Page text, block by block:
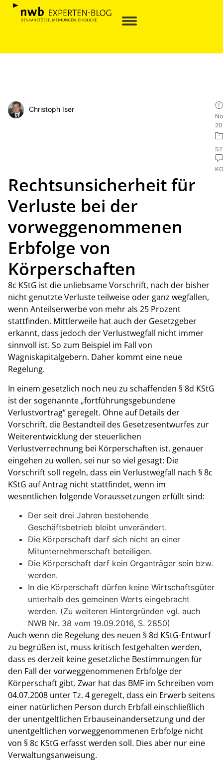
Christoph Iser
Rechtsunsicherheit für
Verluste bei der
vorweggenommenen
Erbfolge von
Körperschaften
8c KStG ist die unliebsame Vorschrift, nach der bisher
nicht genutzte Verluste teilweise oder ganz wegfallen,
wenn Anteilserwerbe von mehr als 25 Prozent
stattfinden. Mittlerweile hat auch der Gesetzgeber
erkannt, dass jedoch der Verlustwegfall nicht immer
sinnvoll ist. So zum Beispiel im Fall von
Wagniskapitalgebern. Daher kommt eine neue
Regelung.
In einem gesetzlich noch neu zu schaffenden § 8d KStG
ist der sogenannte „fortführungsgebundene
Verlustvortrag“ geregelt. Ohne auf Details der
Vorschrift, die Bestandteil des Gesetzesentwurfes zur
Weiterentwicklung der steuerlichen
Verlustverrechnung bei Körperschaften ist, genauer
eingehen zu wollen, sei nur so viel gesagt: Die
Vorschrift soll regeln, dass ein Verlustwegfall nach § 8c
KStG auf Antrag nicht stattfindet, wenn im
wesentlichen folgende Voraussetzungen erfüllt sind:
Der seit drei Jahren bestehende
Geschäftsbetrieb bleibt unverändert.
Die Körperschaft darf sich nicht an einer
Mitunternehmerschaft beteiligen.
Die Körperschaft darf kein Organträger sein bzw.
werden.
In die Körperschaft dürfen keine Wirtschaftsgüter
unterhalb des gemeinen Werts eingebracht
werden. (Zu weiteren Hintergründen vgl. auch
NWB Nr. 38 vom 19.09.2016, S. 2850)
Auch wenn die Regelung des neuen § 8d KStG-Entwurf
zu begrüßen ist, muss kritisch festgehalten werden,
dass es derzeit keine gesetzliche Bestimmungen für
den Fall der vorweggenommenen Erbfolge der
Körperschaft gibt. Zwar hat das BMF im Schreiben vom
04.07.2008 unter Tz. 4 geregelt, dass ein Erwerb seitens
einer natürlichen Person durch Erbfall einschließlich
der unentgeltlichen Erbauseinandersetzung und der
unentgeltlichen vorweggenommenen Erbfolge nicht
von § 8c KStG erfasst werden soll. Dies aber nur eine
Verwaltungsanweisung.